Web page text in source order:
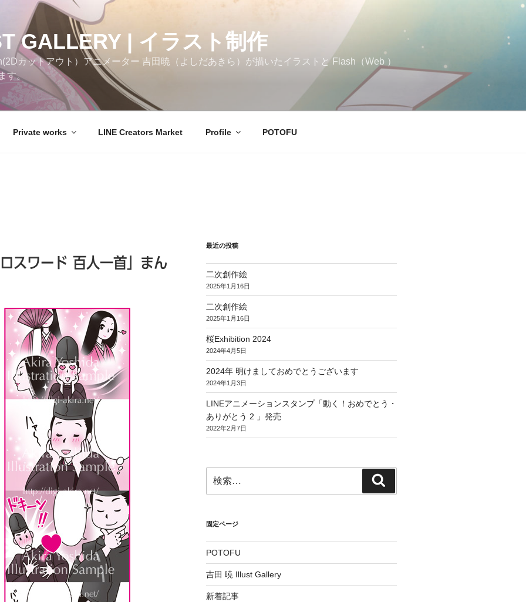
GALLERY | イラスト制作
カットアウト）アニメーター 吉田暁（よしだあきら）が描いたイラストと Flash（Web ）
す。
Private works LINE Creators Market Profile POTOFU
スワード 百人一首」まん
最近の投稿
二次創作絵
2025年1月16日
二次創作絵
2025年1月16日
桜Exhibition 2024
2024年4月5日
2024年 明けましておめでとうございます
2024年1月3日
LINEアニメーションスタンプ「動く！おめでとう・
ありがとう 2 」発売
2022年2月7日
索:
索
固定ページ
POTOFU
吉田 暁 Illust Gallery
新着記事